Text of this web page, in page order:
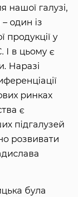
нашої галузі,
– один із
продукції у
І в цьому є
Наразі
ринках
є
підгалузей
розвивати
була